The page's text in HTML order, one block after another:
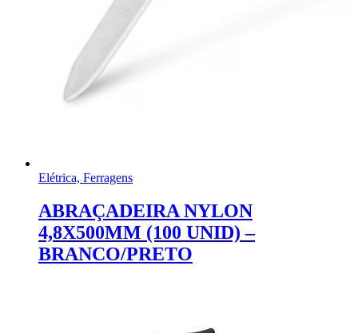
Elétrica, Ferragens
ABRAÇADEIRA NYLON
4,8X500MM (100 UNID) –
BRANCO/PRETO